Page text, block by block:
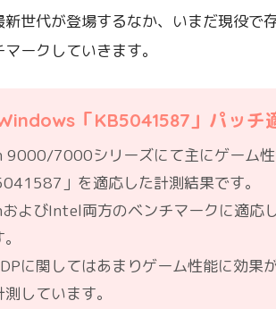
新世代が登場するなか、いまだ現役
ークしていきます。
「KB5041587」パッチ
9000/7000シリーズにて主にゲーム
」を適応した計測結果です。
よびIntel両方のベンチマークに適応
に関してはあまりゲーム性能に効果
しています。